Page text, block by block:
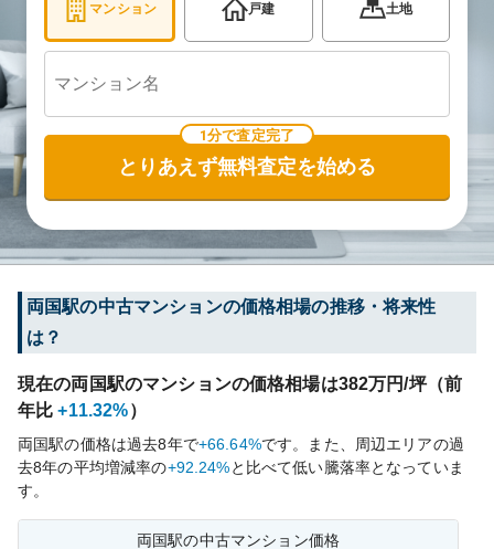
マンション 戸建 土地
1分で査定完了
とりあえず無料査定を始める
両国駅の中古マンションの価格相場の推移・将来性
は？
現在の両国駅のマンションの価格相場は382万円/坪（前
年比 +11.32%）
両国駅の価格は過去8年で+66.64%です。
また、周辺エリアの過
去8年の平均増減率の+92.24%と比べて低い騰落率となっていま
す。
両国駅の中古マンション価格